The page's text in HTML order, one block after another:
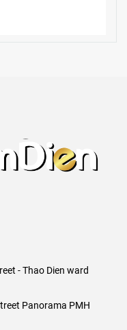
- Thao Dien ward
Panorama PMH